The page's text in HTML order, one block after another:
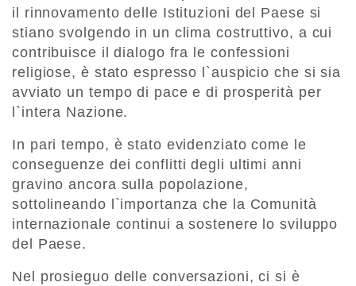
il rinnovamento delle Istituzioni del Paese si
stiano svolgendo in un clima costruttivo, a cui
contribuisce il dialogo fra le confessioni
religiose, è stato espresso l`auspicio che si sia
avviato un tempo di pace e di prosperità per
l`intera Nazione.
In pari tempo, è stato evidenziato come le
conseguenze dei conflitti degli ultimi anni
gravino ancora sulla popolazione,
sottolineando l`importanza che la Comunità
internazionale continui a sostenere lo sviluppo
del Paese.
Nel prosieguo delle conversazioni, ci si è